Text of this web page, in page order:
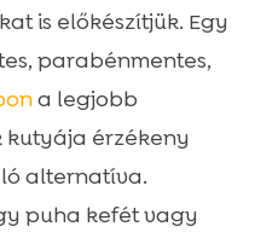
is előkészítjük. Egy
parabénmentes,
a legjobb
kutyája érzékeny
alternatíva.
puha kefét vagy